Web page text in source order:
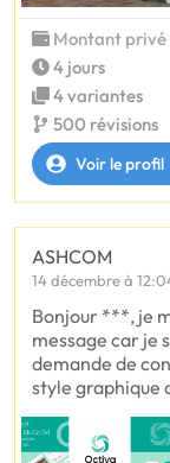
Montant privé
4 jours
4 variantes
500 révisions
Voir le profil
ASHCOM
14 décembre à
Bonjour ***, je
message car je
demande de
style graphique